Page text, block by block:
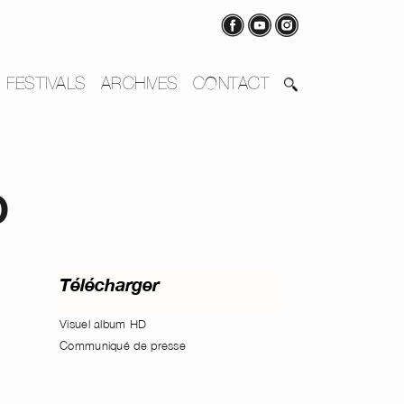
FESTIVALS ARCHIVES CONTACT
Télécharger
Visuel album HD
Communiqué de presse